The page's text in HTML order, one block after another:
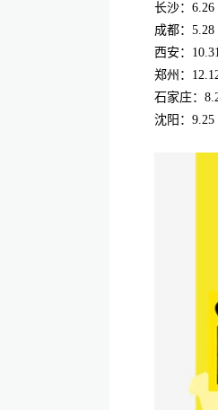
长沙：6.26
成都：5.28
西安：
郑州：
石家庄：
沈阳：9.25